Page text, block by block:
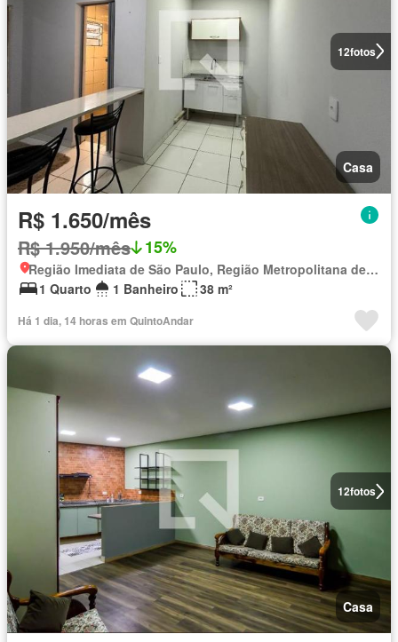
12fotos
Casa
R$ 1.650/mês
R$ 1.950/mês 15%
Região Imediata de São Paulo, Região Metropolitana de São Paulo
1 Quarto
1 Banheiro 38 m²
Há 1 dia, 14 horas em QuintoAndar
12fotos
Casa